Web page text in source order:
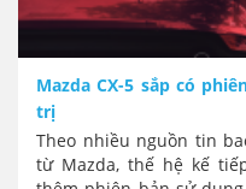
Mazda CX-5 sắp có
trị
Theo nhiều nguồn tin
từ Mazda, thế hệ kế